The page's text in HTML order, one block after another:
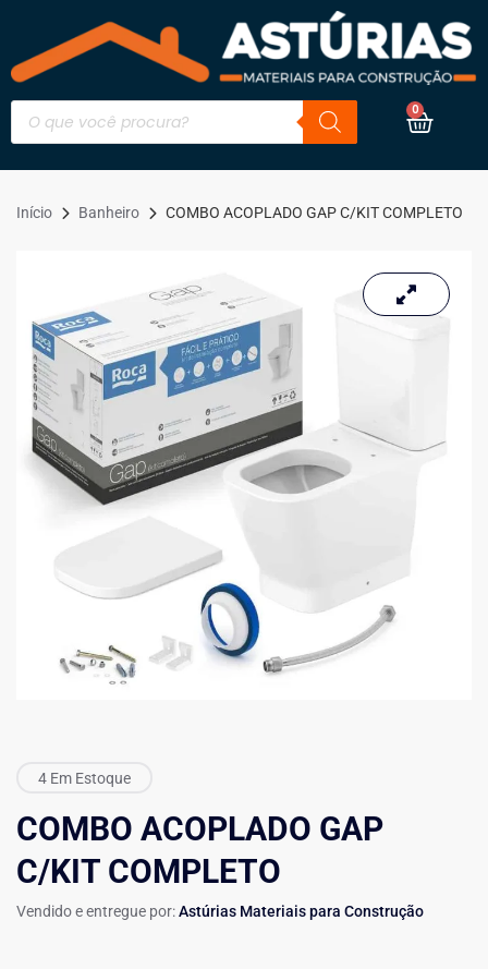
0
Início Banheiro COMBO ACOPLADO GAP C/KIT COMPLETO
4 Em Estoque
COMBO ACOPLADO GAP
C/KIT COMPLETO
Vendido e entregue por:Astúrias Materiais para Construção